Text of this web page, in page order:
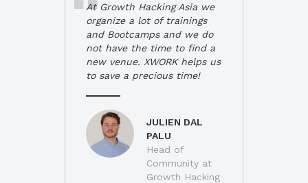
At Growth Hacking Asia we
organize a lot of trainings
and Bootcamps and we do
not have the time to find a
new venue. XWORK helps us
to save a precious time!
JULIEN DAL
PALU
Head of
Community at
Growth Hacking